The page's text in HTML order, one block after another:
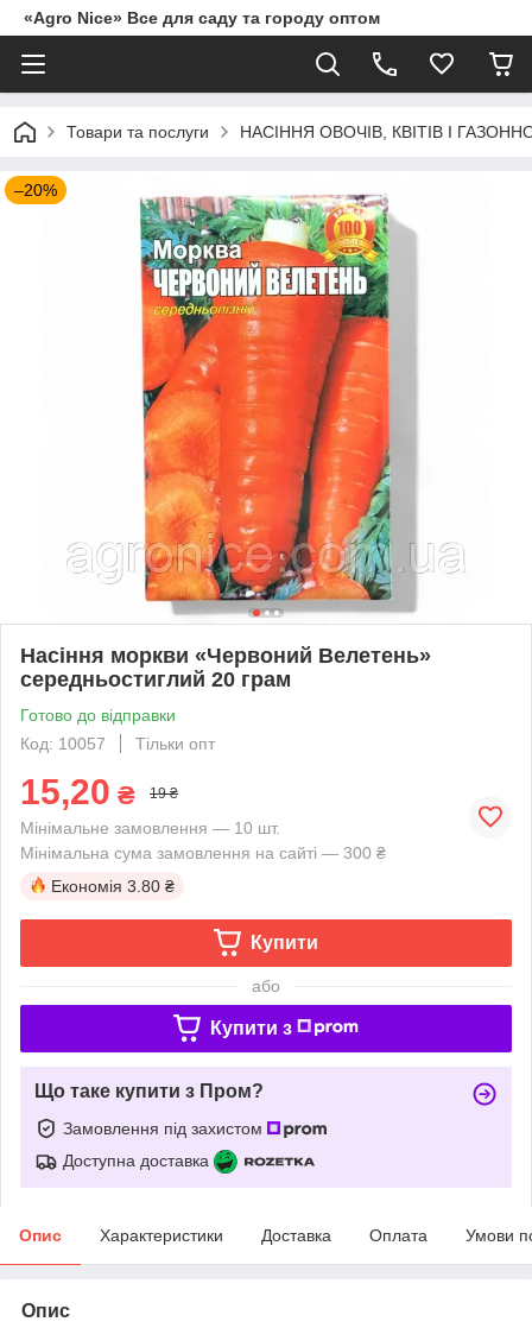
«Agro Nice» Все для саду та городу оптом
Товари та послуги НАСІННЯ ОВОЧІВ, КВІТІВ І
–20%
Насіння моркви «Червоний Велетень»
середньостиглий 20 грам
Готово до відправки
Код: 10057
Тільки опт
15,20 ₴ 19 ₴
Мінімальне замовлення — 10 шт.
Мінімальна сума замовлення на сайті — 300 ₴
Економія 3.80 ₴
Купити
або
Купити з
Що таке купити з Пром?
Замовлення під захистом
Доступна доставка
Опис Характеристики Доставка Оплата Умови
Опис